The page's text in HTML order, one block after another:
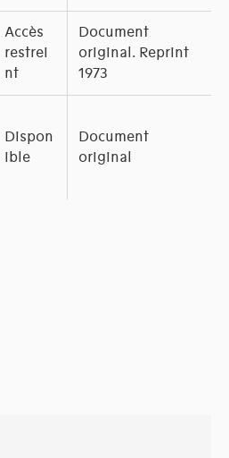
Accès
restrei
nt
Document
original. Reprint
1973
Dispon
ible
Document
original